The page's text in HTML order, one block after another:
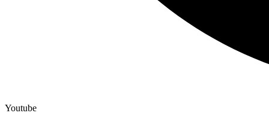
Youtube